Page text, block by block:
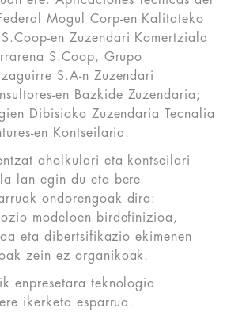
Mogul Corp-en Kalitateko
en Zuzendari Komertziala
S.Coop, Grupo
S.A-n Zuzendari
en Bazkide Zuzendaria;
Dibisioko Zuzendaria Tecnalia
en Kontseilaria.
aholkulari eta kontseilari
lan egin du eta bere
ondorengoak dira:
modeloen birdefinizioa,
eta dibertsifikazio ekimenen
zein ez organikoak.
enpresetara teknologia
ikerketa esparrua.